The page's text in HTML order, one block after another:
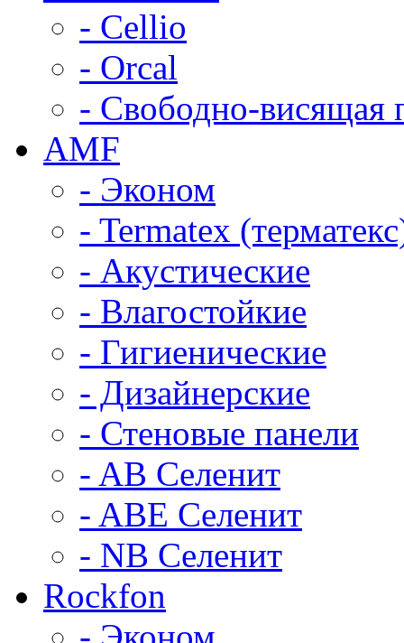
- Cellio
- Orcal
- Свободно-висящая
AMF
- Эконом
- Termatex
- Акустические
- Влагостойкие
- Гигиенические
- Дизайнерские
- Стеновые панели
- AB Селенит
- ABE Селенит
- NB Селенит
Rockfon